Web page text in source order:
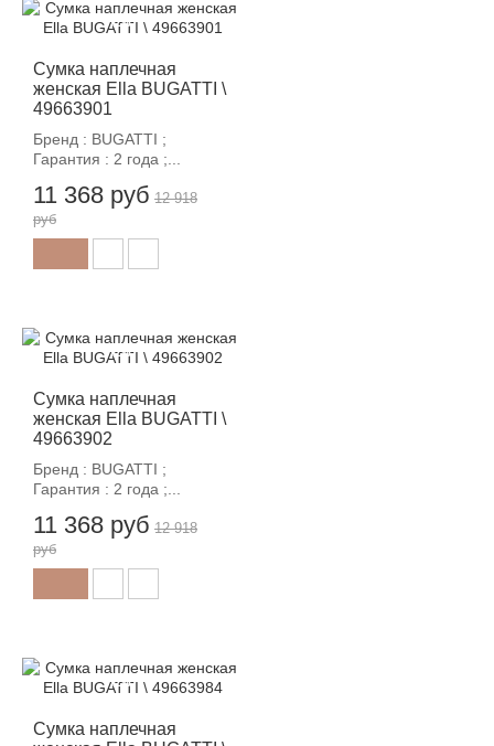
Сумка наплечная
женская Ella BUGATTI \
49663901
Бренд : BUGATTI ;
Гарантия : 2 года ;...
11 368 руб
-12%
12 918
руб
Сумка наплечная
женская Ella BUGATTI \
49663902
Бренд : BUGATTI ;
Гарантия : 2 года ;...
11 368 руб
-12%
12 918
руб
Сумка наплечная
-12%